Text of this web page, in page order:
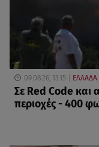
09.08.26, 13:15 ΕΛΛΑΔΑ
Σε Red Code και
περιοχές - 400